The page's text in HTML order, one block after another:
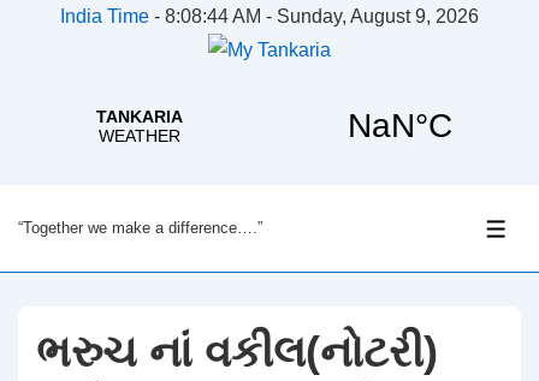
India Time - 8:08:45 AM - Sunday, August 9, 2026
Skip
to
Content
“Together we make a difference….”
ભરુચ નાં વકીલ(નોટરી)